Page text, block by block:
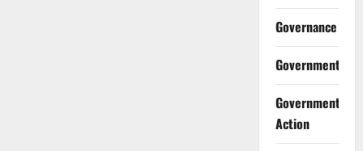
Governance
Government
Government
Action